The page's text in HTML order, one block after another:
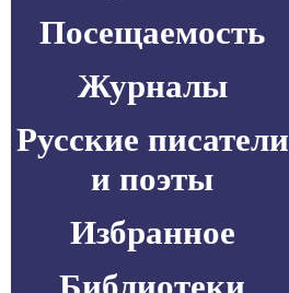
Посещаемость
Журналы
Русские писатели
и поэты
Избранное